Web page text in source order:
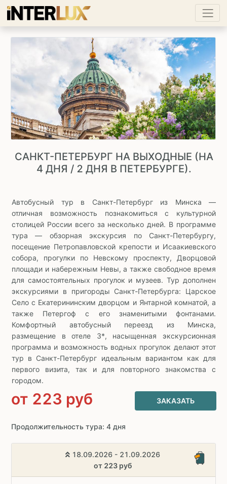
САНКТ-ПЕТЕРБУРГ НА ВЫХОДНЫЕ (НА
4 ДНЯ / 2 ДНЯ В ПЕТЕРБУРГЕ).
Автобусный тур в Санкт-Петербург из Минска —
отличная возможность познакомиться с культурной
столицей России всего за несколько дней. В программе
тура — обзорная экскурсия по Санкт-Петербургу,
посещение Петропавловской крепости и Исаакиевского
собора, прогулки по Невскому проспекту, Дворцовой
площади и набережным Невы, а также свободное время
для самостоятельных прогулок и музеев. Тур дополнен
экскурсиями в пригороды Санкт-Петербурга: Царское
Село с Екатерининским дворцом и Янтарной комнатой, а
также Петергоф с его знаменитыми фонтанами.
Комфортный автобусный переезд из Минска,
размещение в отеле 3*, насыщенная экскурсионная
программа и возможность водных прогулок делают этот
тур в Санкт-Петербург идеальным вариантом как для
первого визита, так и для повторного знакомства с
городом.
от 223 руб ЗАКАЗАТЬ
Продолжительность тура: 4 дня
18.09.2026 - 21.09.2026
от 223 руб